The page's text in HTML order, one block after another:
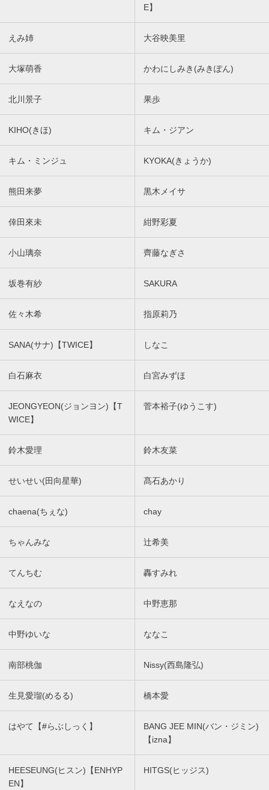
E】
えみ姉 大谷映美里
大塚萌香 かわにしみき(みきぽん)
北川景子 果歩
KIHO(きほ) キム・ジアン
キム・ミンジュ KYOKA(きょうか)
熊田来夢 黒木メイサ
倖田來未 紺野彩夏
小山璃奈 齊藤なぎさ
坂巻有紗 SAKURA
佐々木希 指原莉乃
SANA(サナ)【TWICE】 しなこ
白石麻衣 白宮みずほ
JEONGYEON(ジョンヨン)【T
WICE】
菅本裕子(ゆうこす)
鈴木愛理 鈴木友菜
せいせい(田向星華) 髙石あかり
chaena(ちぇな) chay
ちゃんみな 辻希美
てんちむ 轟すみれ
なえなの 中野恵那
中野ゆいな ななこ
南部桃伽 Nissy(西島隆弘)
生見愛瑠(めるる) 橋本愛
はやて【#らぶしっく】
BANG JEE MIN(バン・ジミン)
【izna】
HEESEUNG(ヒスン)【ENHYP
EN】
HITGS(ヒッジス)